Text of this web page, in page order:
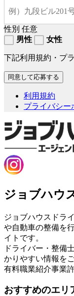
性別 任意
男性
女性
下記利用規約・プ
利用規約
プライバシー
ジョブハウ
ジョブハウスドラ
や自動車の整備を
イトです。
ドライバー・整備
かりやすい情報を
有料職業紹介事業
おすすめのエリ